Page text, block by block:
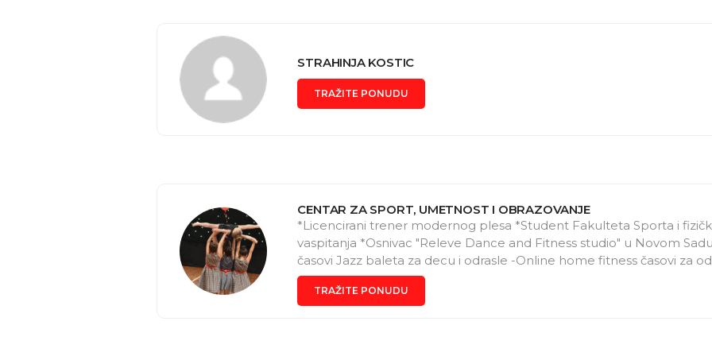
STRAHINJA KOSTIC
TRAŽITE PONUDU
CENTAR ZA SPORT, UMETNOST I OBRAZOVANJE
*Licencirani trener modernog plesa *Student Fakulteta Sporta i
vaspitanja *Osnivac "Releve Dance and Fitness studio" u Novom
časovi Jazz baleta za decu i odrasle -Online home fitness časovi za
TRAŽITE PONUDU